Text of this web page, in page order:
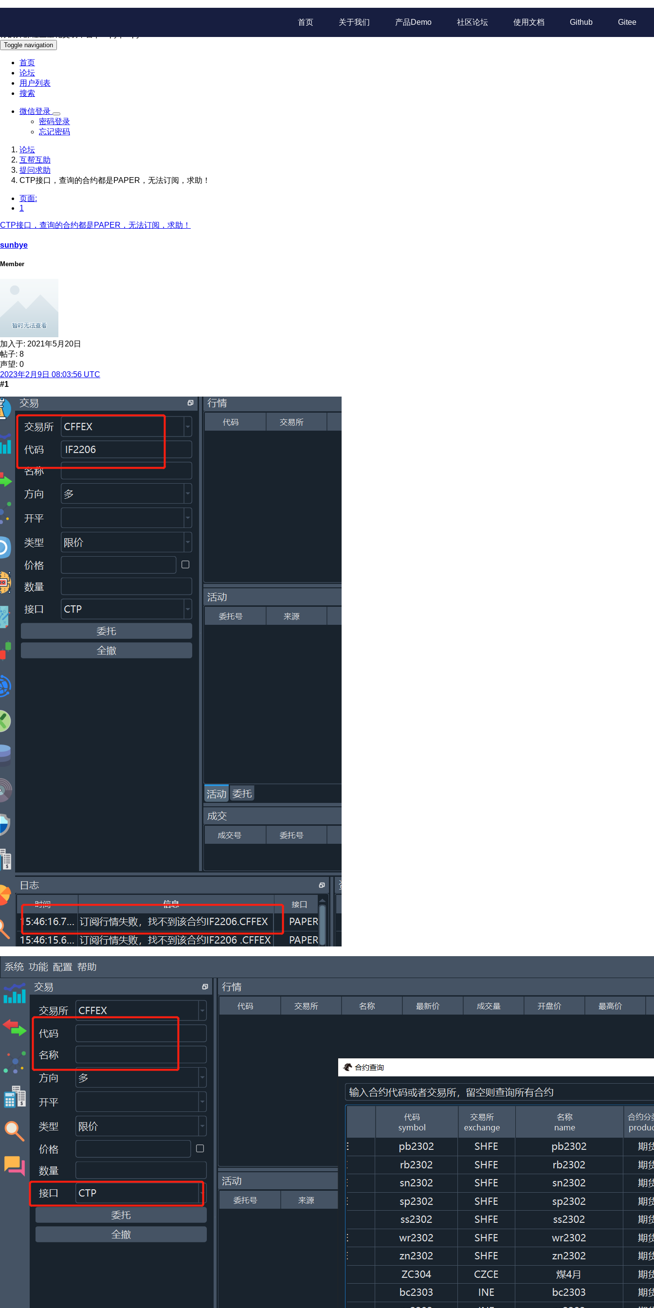
首页 关于我们 产品Demo 社区论坛 使用文档 Github Gitee
Toggle navigation
首页
论坛
用户列表
搜索
微信登录
密码登录
忘记密码
论坛
互帮互助
提问求助
CTP接口，查询的合约都是PAPER，无法订阅，求助！
页面:
1
CTP接口，查询的合约都是PAPER，无法订阅，求助！
sunbye
Member
加入于: 2021年5月20日
帖子: 8
声望: 0
2023年2月9日 08:03:56 UTC
#1